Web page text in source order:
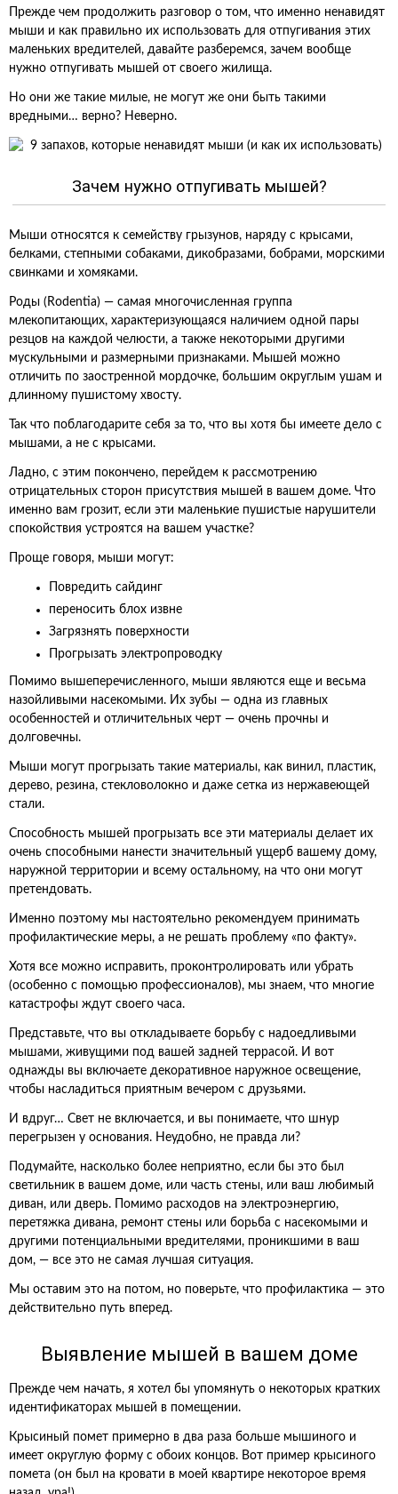
Прежде чем продолжить разговор о том, что именно ненавидят
мыши и как правильно их использовать для отпугивания этих
маленьких вредителей, давайте разберемся, зачем вообще
нужно отпугивать мышей от своего жилища.
Но они же такие милые, не могут же они быть такими
вредными… верно? Неверно.
Зачем нужно отпугивать мышей?
Мыши относятся к семейству грызунов, наряду с крысами,
белками, степными собаками, дикобразами, бобрами, морскими
свинками и хомяками.
Роды (Rodentia) — самая многочисленная группа
млекопитающих, характеризующаяся наличием одной пары
резцов на каждой челюсти, а также некоторыми другими
мускульными и размерными признаками. Мышей можно
отличить по заостренной мордочке, большим округлым ушам и
длинному пушистому хвосту.
Так что поблагодарите себя за то, что вы хотя бы имеете дело с
мышами, а не с крысами.
Ладно, с этим покончено, перейдем к рассмотрению
отрицательных сторон присутствия мышей в вашем доме. Что
именно вам грозит, если эти маленькие пушистые нарушители
спокойствия устроятся на вашем участке?
Проще говоря, мыши могут:
Повредить сайдинг
переносить блох извне
Загрязнять поверхности
Прогрызать электропроводку
Помимо вышеперечисленного, мыши являются еще и весьма
назойливыми насекомыми. Их зубы — одна из главных
особенностей и отличительных черт — очень прочны и
долговечны.
Мыши могут прогрызать такие материалы, как винил, пластик,
дерево, резина, стекловолокно и даже сетка из нержавеющей
стали.
Способность мышей прогрызать все эти материалы делает их
очень способными нанести значительный ущерб вашему дому,
наружной территории и всему остальному, на что они могут
претендовать.
Именно поэтому мы настоятельно рекомендуем принимать
профилактические меры, а не решать проблему «по факту».
Хотя все можно исправить, проконтролировать или убрать
(особенно с помощью профессионалов), мы знаем, что многие
катастрофы ждут своего часа.
Представьте, что вы откладываете борьбу с надоедливыми
мышами, живущими под вашей задней террасой. И вот
однажды вы включаете декоративное наружное освещение,
чтобы насладиться приятным вечером с друзьями.
И вдруг… Свет не включается, и вы понимаете, что шнур
перегрызен у основания. Неудобно, не правда ли?
Подумайте, насколько более неприятно, если бы это был
светильник в вашем доме, или часть стены, или ваш любимый
диван, или дверь. Помимо расходов на электроэнергию,
перетяжка дивана, ремонт стены или борьба с насекомыми и
другими потенциальными вредителями, проникшими в ваш
дом, — все это не самая лучшая ситуация.
Мы оставим это на потом, но поверьте, что профилактика — это
действительно путь вперед.
Выявление мышей в вашем доме
Прежде чем начать, я хотел бы упомянуть о некоторых кратких
идентификаторах мышей в помещении.
Крысиный помет примерно в два раза больше мышиного и
имеет округлую форму с обоих концов. Вот пример крысиного
помета (он был на кровати в моей квартире некоторое время